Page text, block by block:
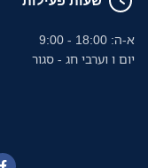
א-ה: 18:00 - 9:00
יום ו וערבי חג - סגור